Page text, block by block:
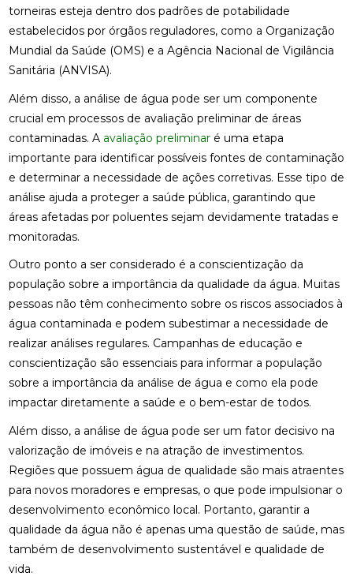
torneiras esteja dentro dos padrões de potabilidade
estabelecidos por órgãos reguladores, como a Organização
Mundial da Saúde (OMS) e a Agência Nacional de Vigilância
Sanitária (ANVISA).
Além disso, a análise de água pode ser um componente
crucial em processos de avaliação preliminar de áreas
contaminadas. A avaliação preliminaré uma etapa
importante para identificar possíveis fontes de contaminação
e determinar a necessidade de ações corretivas. Esse tipo de
análise ajuda a proteger a saúde pública, garantindo que
áreas afetadas por poluentes sejam devidamente tratadas e
monitoradas.
Outro ponto a ser considerado é a conscientização da
população sobre a importância da qualidade da água. Muitas
pessoas não têm conhecimento sobre os riscos associados à
água contaminada e podem subestimar a necessidade de
realizar análises regulares. Campanhas de educação e
conscientização são essenciais para informar a população
sobre a importância da análise de água e como ela pode
impactar diretamente a saúde e o bem-estar de todos.
Além disso, a análise de água pode ser um fator decisivo na
valorização de imóveis e na atração de investimentos.
Regiões que possuem água de qualidade são mais atraentes
para novos moradores e empresas, o que pode impulsionar o
desenvolvimento econômico local. Portanto, garantir a
qualidade da água não é apenas uma questão de saúde, mas
também de desenvolvimento sustentável e qualidade de
vida.